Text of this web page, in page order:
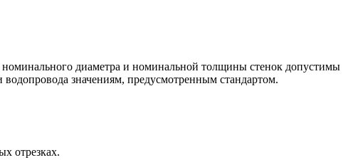
диаметра и номинальной толщины стенок допустимы
значениям, предусмотренным стандартом.
отрезках.